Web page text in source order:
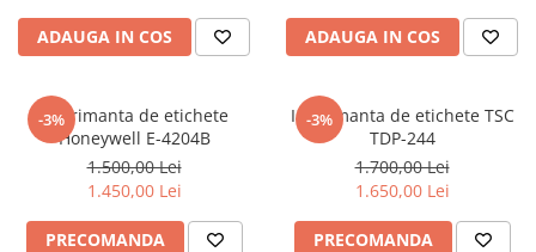
ADAUGA IN COS ADAUGA IN COS
-3%
Imprimanta de etichete
Honeywell E-4204B
1.500,00 Lei
1.450,00 Lei
PRECOMANDA
-3%
Imprimanta de etichete TSC
TDP-244
1.700,00 Lei
1.650,00 Lei
PRECOMANDA